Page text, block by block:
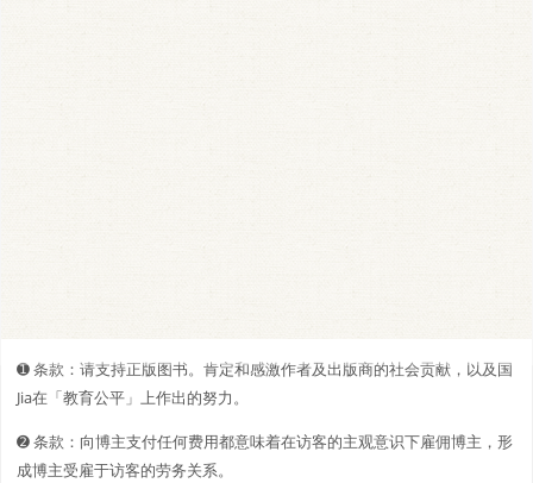
➊️ 条款：请支持正版图书。肯定和感激作者及出版商的社会贡献，以及国
Jia在「教育公平」上作出的努力。
➋️️ 条款：向博主支付任何费用都意味着在访客的主观意识下雇佣博主，形
成博主受雇于访客的劳务关系。